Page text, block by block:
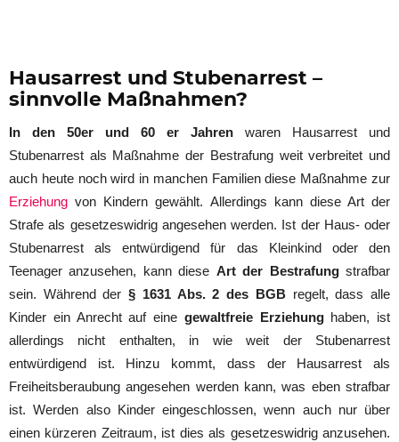
Hausarrest und Stubenarrest –
sinnvolle Maßnahmen?
In den 50er und 60 er Jahren waren Hausarrest und
Stubenarrest als Maßnahme der Bestrafung weit verbreitet und
auch heute noch wird in manchen Familien diese Maßnahme zur
Erziehung von Kindern gewählt. Allerdings kann diese Art der
Strafe als gesetzeswidrig angesehen werden. Ist der Haus- oder
Stubenarrest als entwürdigend für das Kleinkind oder den
Teenager anzusehen, kann diese Art der Bestrafungstrafbar
sein. Während der§ 1631 Abs. 2 des BGBregelt, dass alle
Kinder ein Anrecht auf eine gewaltfreie Erziehunghaben, ist
allerdings nicht enthalten, in wie weit der Stubenarrest
entwürdigend ist. Hinzu kommt, dass der Hausarrest als
Freiheitsberaubung angesehen werden kann, was eben strafbar
ist. Werden also Kinder eingeschlossen, wenn auch nur über
einen kürzeren Zeitraum, ist dies als gesetzeswidrig anzusehen.